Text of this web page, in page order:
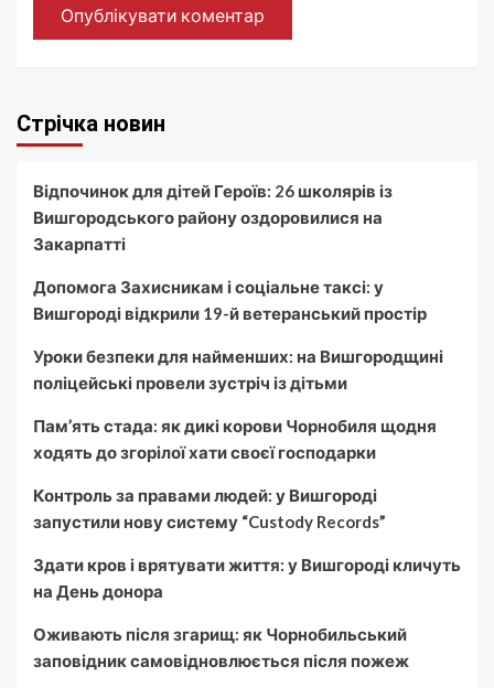
Стрічка новин
Відпочинок для дітей Героїв: 26 школярів із
Вишгородського району оздоровилися на
Закарпатті
Допомога Захисникам і соціальне таксі: у
Вишгороді відкрили 19-й ветеранський простір
Уроки безпеки для найменших: на Вишгородщині
поліцейські провели зустріч із дітьми
Пам’ять стада: як дикі корови Чорнобиля щодня
ходять до згорілої хати своєї господарки
Контроль за правами людей: у Вишгороді
запустили нову систему “Custody Records”
Здати кров і врятувати життя: у Вишгороді кличуть
на День донора
Оживають після згарищ: як Чорнобильський
заповідник самовідновлюється після пожеж